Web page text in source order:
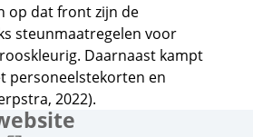
op dat front zijn de
steunmaatregelen voor
Daarnaast kampt
personeelstekorten en
2022).